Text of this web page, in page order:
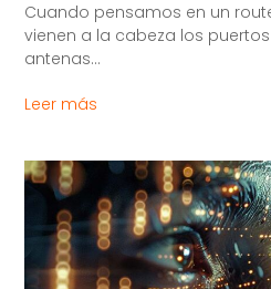
Cuando pensamos en un
vienen a la cabeza los
antenas...
Leer más